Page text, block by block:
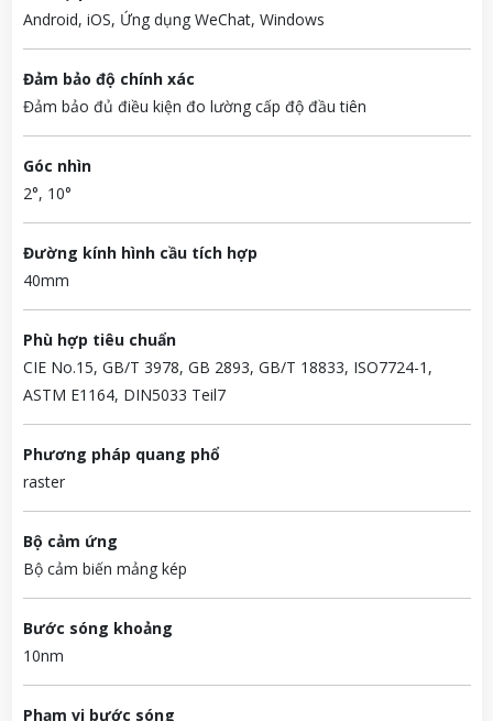
Android, iOS, Ứng dụng WeChat, Windows
Đảm bảo độ chính xác
Đảm bảo đủ điều kiện đo lường cấp độ đầu tiên
Góc nhìn
2°, 10°
Đường kính hình cầu tích hợp
40mm
Phù hợp tiêu chuẩn
CIE No.15, GB/T 3978, GB 2893, GB/T 18833, ISO7724-1,
ASTM E1164, DIN5033 Teil7
Phương pháp quang phổ
raster
Bộ cảm ứng
Bộ cảm biến mảng kép
Bước sóng khoảng
10nm
Phạm vi bước sóng